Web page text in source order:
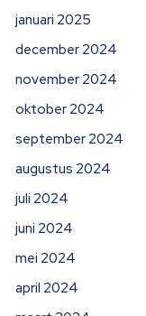
januari 2025
december 2024
november 2024
oktober 2024
september 2024
augustus 2024
juli 2024
juni 2024
mei 2024
april 2024